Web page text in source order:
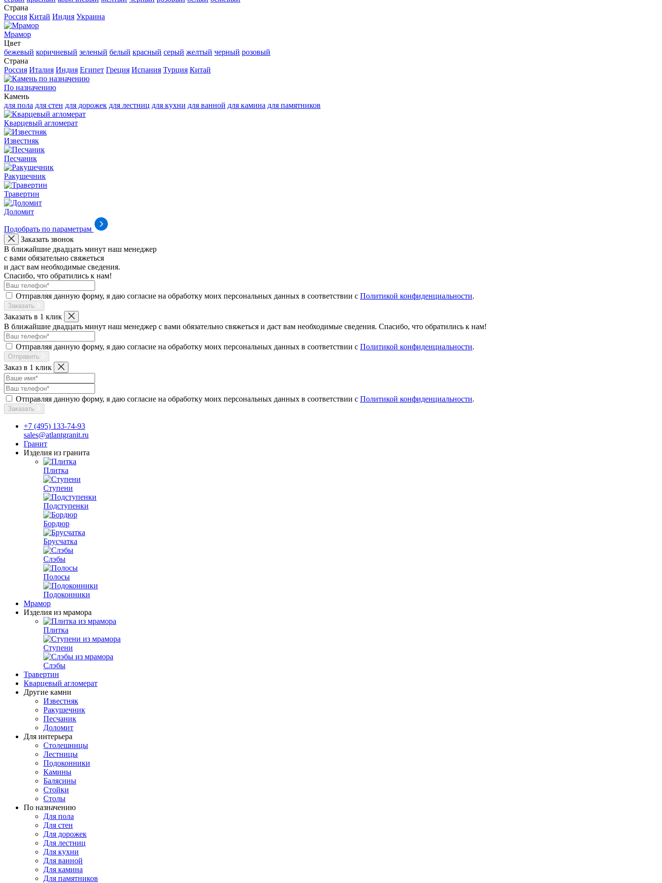
Страна
Россия Китай Индия Украина
Мрамор
Цвет
бежевый коричневый зеленый белый красный серый желтый черный розовый
Страна
Россия Италия Индия Египет Греция Испания Турция Китай
По назначению
Камень
для пола для стен для дорожек для лестниц для кухни для ванной для камина для памятников
Кварцевый агломерат
Известняк
Песчаник
Ракушечник
Травертин
Доломит
Подобрать по параметрам
Заказать звонок
В ближайшие двадцать минут наш менеджер
с вами обязательно свяжеться
и даст вам необходимые сведения.
Спасибо, что обратились к нам!
Отправляя данную форму, я даю согласие на обработку моих персональных данных в соответствии с Политикой конфиденциальности.
Заказать
Заказать в 1 клик
В ближайшие двадцать минут наш менеджер с вами обязательно свяжеться и даст вам необходимые сведения. Спасибо, что обратились к нам!
Отправляя данную форму, я даю согласие на обработку моих персональных данных в соответствии с Политикой конфиденциальности.
Отправить
Заказ в 1 клик
Отправляя данную форму, я даю согласие на обработку моих персональных данных в соответствии с Политикой конфиденциальности.
Заказать
+7 (495) 133-74-93
sales@atlantgranit.ru
Гранит
Изделия из гранита
Плитка
Ступени
Подступенки
Бордюр
Брусчатка
Слэбы
Полосы
Подоконники
Мрамор
Изделия из мрамора
Плитка
Ступени
Слэбы
Травертин
Кварцевый агломерат
Другие камни
Известняк
Ракушечник
Песчаник
Доломит
Для интерьера
Столешницы
Лестницы
Подоконники
Камины
Балясины
Стойки
Столы
По назначению
Для пола
Для стен
Для дорожек
Для лестниц
Для кухни
Для ванной
Для камина
Для памятников